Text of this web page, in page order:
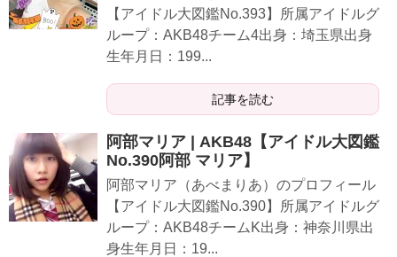
【アイドル大図鑑No.393】所属アイドルグ
ループ：AKB48チーム4出身：埼玉県出身
生年月日：199...
記事を読む
阿部マリア | AKB48【アイドル大図鑑
No.390阿部 マリア】
阿部マリア（あべまりあ）のプロフィール
【アイドル大図鑑No.390】所属アイドルグ
ループ：AKB48チームK出身：神奈川県出
身生年月日：19...